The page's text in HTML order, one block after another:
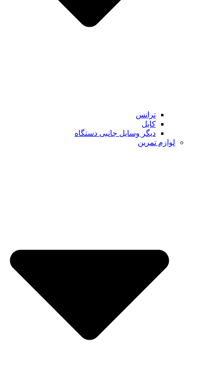
ترانس
کابل
دیگر وسایل جانبی دستگاه
لوازم تمرین